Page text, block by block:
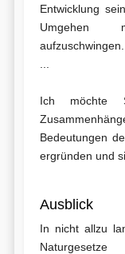
Entwicklung
Umgehen
aufzuschwingen.
Ich möchte
Bedeutungen
ergründen und
Ausblick
In nicht allzu